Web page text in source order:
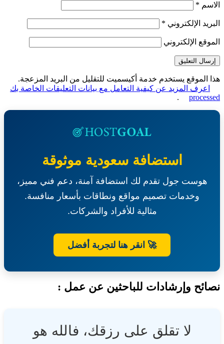
*
الإلكتروني *
الإلكتروني
يستخدم خدمة أكيسميت للتقليل من البريد المزعجة.
المزيد عن كيفية التعامل مع بيانات التعليقات الخاصة بك
.
استضافة سعودية موثوقة
هوست جول تقدم لك استضافة آمنة، دعم فني مميز،
وخدمات تصميم مواقع ونطاقات بأسعار منافسة.
مثالية للأفراد والشركات.
🚀 انقر هنا لتجربة أفضل
وإرشادات للباحثين عن عمل :
لا تقلق على رزقك، فالله هو